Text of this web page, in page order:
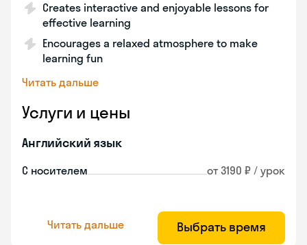
Creates interactive and enjoyable lessons for
effective learning
Encourages a relaxed atmosphere to make
learning fun
Читать дальше
Услуги и цены
Английский язык
С носителем от 3190 ₽ / урок
Читать дальше Выбрать время